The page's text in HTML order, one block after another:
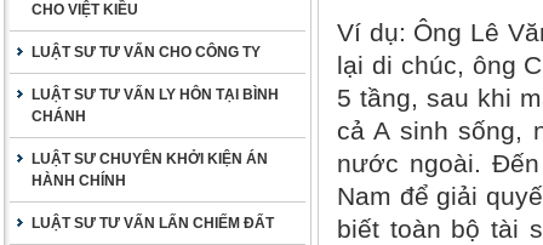
CHO VIỆT KIỀU
LUẬT SƯ TƯ VẤN CHO CÔNG TY
LUẬT SƯ TƯ VẤN LY HÔN TẠI BÌNH
CHÁNH
LUẬT SƯ CHUYÊN KHỞI KIỆN ÁN
HÀNH CHÍNH
LUẬT SƯ TƯ VẤN LẤN CHIẾM ĐẤT
Ví dụ: Ông Lê
lại di chúc, ông
5 tầng, sau khi
cả A sinh sống,
nước ngoài.
Nam để giải
biết toàn bộ tài